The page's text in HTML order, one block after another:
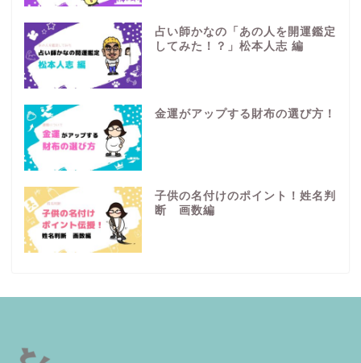
占い師かなの「あの人を開運鑑定
してみた！？」松本人志 編
金運がアップする財布の選び方！
子供の名付けのポイント！姓名判
断 画数編